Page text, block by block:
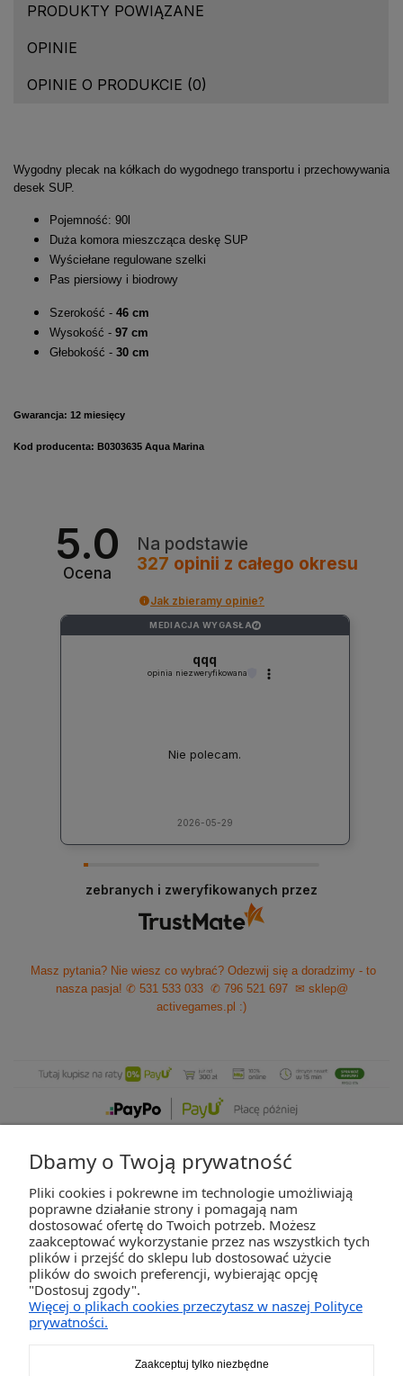
PRODUKTY POWIĄZANE
OPINIE
OPINIE O PRODUKCIE (0)
Wygodny plecak na kółkach do wygodnego transportu i przechowywania
desek SUP.
Pojemność: 90l
Duża komora mieszcząca deskę SUP
Wyściełane regulowane szelki
Pas piersiowy i biodrowy
Szerokość - 46 cm
Wysokość - 97 cm
Głebokość - 30 cm
Gwarancja: 12 miesięcy
Kod producenta: B0303635 Aqua Marina
5.0
Ocena
Na podstawie
327 opinii z całego okresu
Jak zbieramy opinie?
MEDIACJA WYGASŁA ?
qqq
opinia niezweryfikowana
Nie polecam.
2026-05-29
zebranych i zweryfikowanych przez
Masz pytania? Nie wiesz co wybrać? Odezwij się a doradzimy - to
nasza pasja! ✆ 531 533 033 ✆ 796 521 697
✉ sklep@
activegames.pl :)
ZAKUPY
POMOC
Dbamy o Twoją prywatność
Pliki cookies i pokrewne im technologie umożliwiają
poprawne działanie strony i pomagają nam
dostosować ofertę do Twoich potrzeb. Możesz
zaakceptować wykorzystanie przez nas wszystkich tych
plików i przejść do sklepu lub dostosować użycie
plików do swoich preferencji, wybierając opcję
"Dostosuj zgody".
Więcej o plikach cookies przeczytasz w naszej Polityce
prywatności.
Zaakceptuj tylko niezbędne